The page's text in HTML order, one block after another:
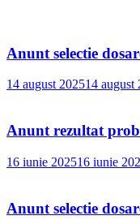
Anunt selectie
14 august 202514 august
Anunt rezultat
16 iunie 202516 iunie
Anunt selectie